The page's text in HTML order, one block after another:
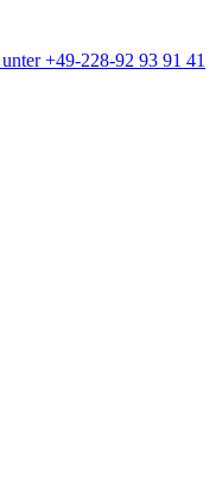
+49-228-92 93 91 41